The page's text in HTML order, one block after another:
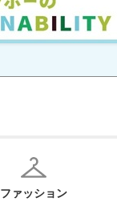
ファッション